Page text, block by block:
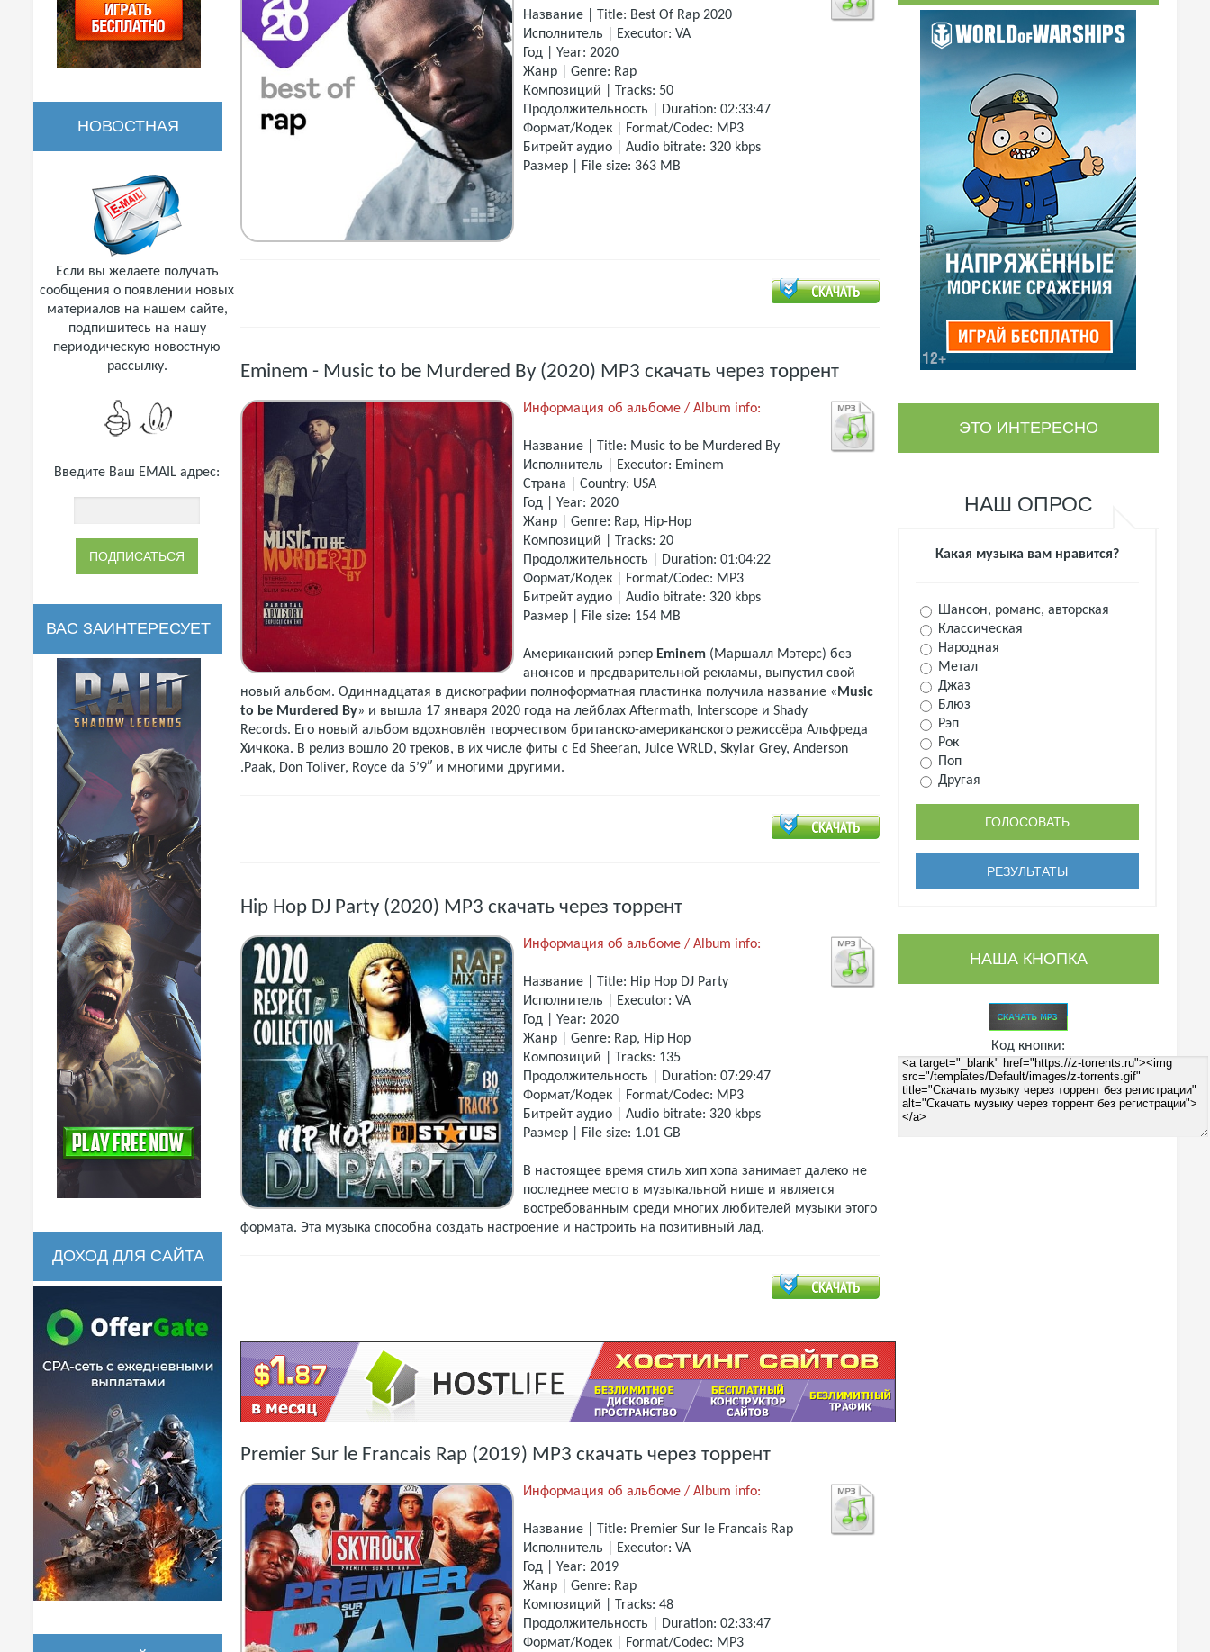
НОВОСТНАЯ
РАССЫЛКА
Если вы желаете получать
сообщения о появлении новых
материалов на нашем сайте,
подпишитесь на нашу
периодическую новостную
рассылку.
Введите Ваш EMAIL адрес:
ВАС ЗАИНТЕРЕСУЕТ
ДОХОД ДЛЯ САЙТА
Название | Title: Best Of Rap 2020
Исполнитель | Executor: VA
Год | Year: 2020
Жанр | Genre: Rap
Композиций | Tracks: 50
Продолжительность | Duration: 02:33:47
Формат/Кодек | Format/Codec: MP3
Битрейт аудио | Audio bitrate: 320 kbps
Размер | File size: 363 MB
Eminem - Music to be Murdered By (2020) MP3 скачать через торрент
Информация об альбоме / Album info:
Название | Title: Music to be Murdered By
Исполнитель | Executor: Eminem
Страна | Country: USA
Год | Year: 2020
Жанр | Genre: Rap, Hip-Hop
Композиций | Tracks: 20
Продолжительность | Duration: 01:04:22
Формат/Кодек | Format/Codec: MP3
Битрейт аудио | Audio bitrate: 320 kbps
Размер | File size: 154 MB
Американский рэпер Eminem (Маршалл Мэтерс) без
анонсов и предварительной рекламы, выпустил свой
новый альбом. Одиннадцатая в дискографии полноформатная пластинка получила название « Music
to be Murdered By» и вышла 17 января 2020 года на лейблах Aftermath, Interscope и Shady
Records. Его новый альбом вдохновлён творчеством британско-американского режиссёра Альфреда
Хичкока. В релиз вошло 20 треков, в их числе фиты с Ed Sheeran, Juice WRLD, Skylar Grey, Anderson
.Paak, Don Toliver, Royce da 5’9″ и многими другими.
Hip Hop DJ Party (2020) MP3 скачать через торрент
Информация об альбоме / Album info:
Название | Title: Hip Hop DJ Party
Исполнитель | Executor: VA
Год | Year: 2020
Жанр | Genre: Rap, Hip Hop
Композиций | Tracks: 135
Продолжительность | Duration: 07:29:47
Формат/Кодек | Format/Codec: MP3
Битрейт аудио | Audio bitrate: 320 kbps
Размер | File size: 1.01 GB
В настоящее время стиль хип хопа занимает далеко не
последнее место в музыкальной нише и является
востребованным среди многих любителей музыки этого
формата. Эта музыка способна создать настроение и настроить на позитивный лад.
Premier Sur le Francais Rap (2019) MP3 скачать через торрент
Информация об альбоме / Album info:
Название | Title: Premier Sur le Francais Rap
Исполнитель | Executor: VA
Год | Year: 2019
Жанр | Genre: Rap
Композиций | Tracks: 48
Продолжительность | Duration: 02:33:47
Формат/Кодек | Format/Codec: MP3
ЭТО ИНТЕРЕСНО
НАШ ОПРОС
Какая музыка вам нравится?
Шансон, романс, авторская
Классическая
Народная
Метал
Джаз
Блюз
Рэп
Рок
Поп
Другая
НАША КНОПКА
Код кнопки: